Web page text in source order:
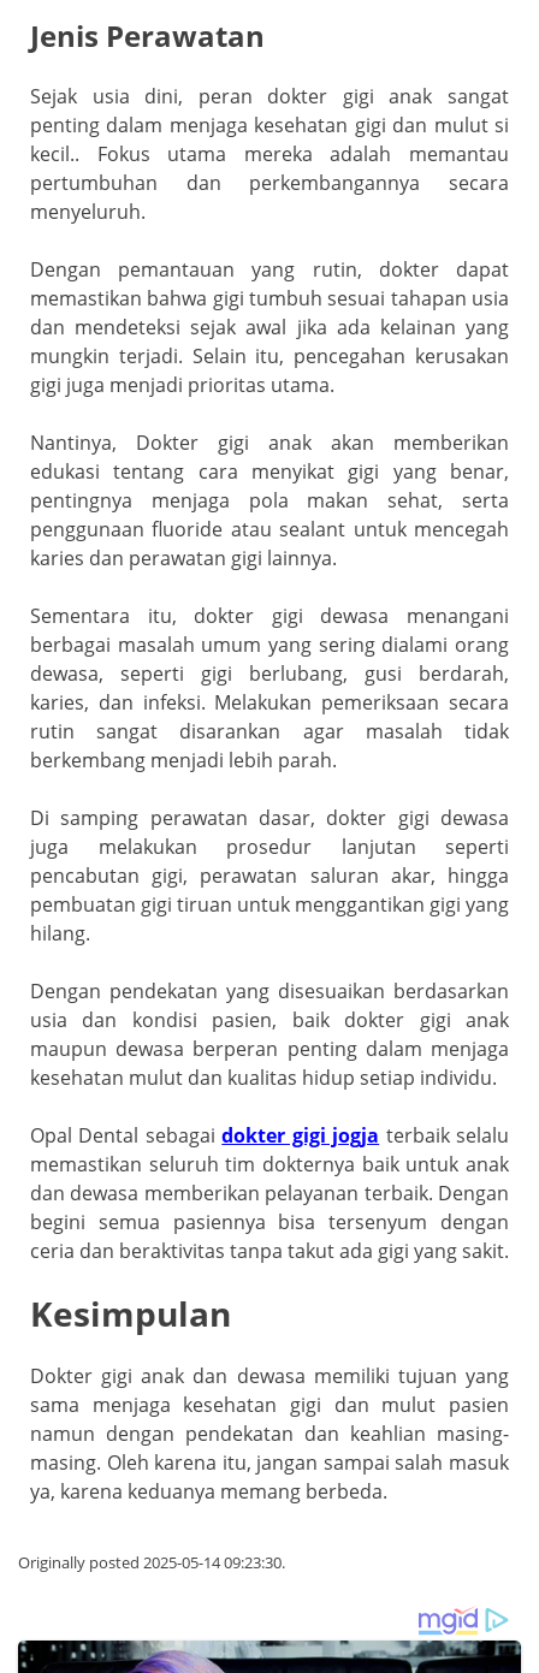
Jenis Perawatan
Sejak usia dini, peran dokter gigi anak sangat
penting dalam menjaga kesehatan gigi dan mulut si
kecil.. Fokus utama mereka adalah memantau
pertumbuhan dan perkembangannya secara
menyeluruh.
Dengan pemantauan yang rutin, dokter dapat
memastikan bahwa gigi tumbuh sesuai tahapan usia
dan mendeteksi sejak awal jika ada kelainan yang
mungkin terjadi. Selain itu, pencegahan kerusakan
gigi juga menjadi prioritas utama.
Nantinya, Dokter gigi anak akan memberikan
edukasi tentang cara menyikat gigi yang benar,
pentingnya menjaga pola makan sehat, serta
penggunaan fluoride atau sealant untuk mencegah
karies dan perawatan gigi lainnya.
Sementara itu, dokter gigi dewasa menangani
berbagai masalah umum yang sering dialami orang
dewasa, seperti gigi berlubang, gusi berdarah,
karies, dan infeksi. Melakukan pemeriksaan secara
rutin sangat disarankan agar masalah tidak
berkembang menjadi lebih parah.
Di samping perawatan dasar, dokter gigi dewasa
juga melakukan prosedur lanjutan seperti
pencabutan gigi, perawatan saluran akar, hingga
pembuatan gigi tiruan untuk menggantikan gigi yang
hilang.
Dengan pendekatan yang disesuaikan berdasarkan
usia dan kondisi pasien, baik dokter gigi anak
maupun dewasa berperan penting dalam menjaga
kesehatan mulut dan kualitas hidup setiap individu.
Opal Dental sebagaidokter gigi jogja terbaik selalu
memastikan seluruh tim dokternya baik untuk anak
dan dewasa memberikan pelayanan terbaik. Dengan
begini semua pasiennya bisa tersenyum dengan
ceria dan beraktivitas tanpa takut ada gigi yang sakit.
Kesimpulan
Dokter gigi anak dan dewasa memiliki tujuan yang
sama menjaga kesehatan gigi dan mulut pasien
namun dengan pendekatan dan keahlian masing-
masing. Oleh karena itu, jangan sampai salah masuk
ya, karena keduanya memang berbeda.
Originally posted 2025-05-14 09:23:30.